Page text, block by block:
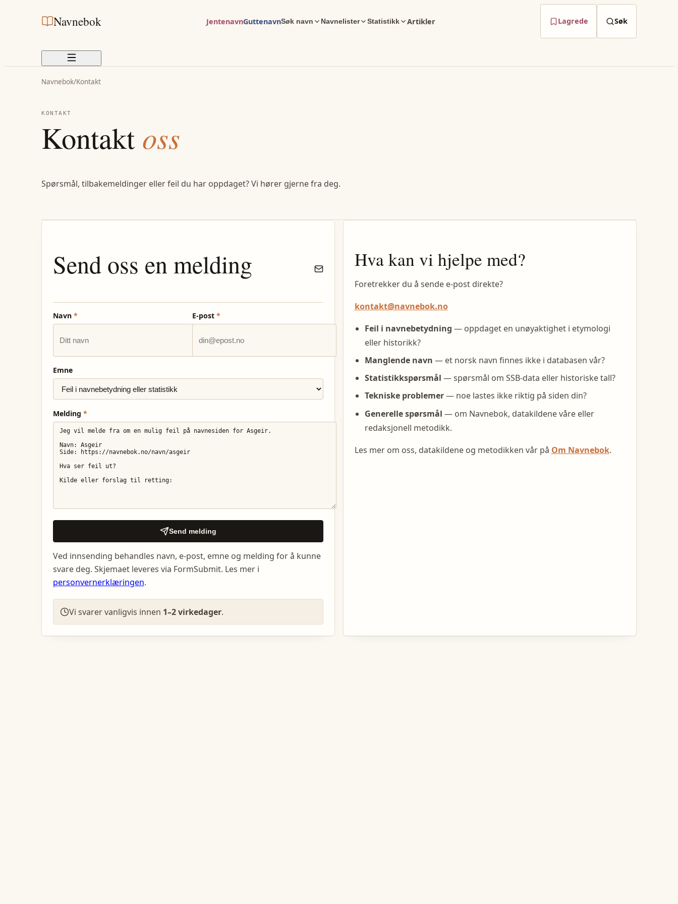
Navnebok JentenavnGuttenavnSøk navn Navnelister Statistikk Artikler Lagrede Søk
Navnebok/Kontakt
KONTAKT
Kontakt oss
Spørsmål, tilbakemeldinger eller feil du har oppdaget? Vi hører gjerne fra deg.
Send oss en melding
Navn * E-post *
Emne
Melding *
Send melding
Ved innsending behandles navn, e-post, emne og melding for å kunne
svare deg. Skjemaet leveres via FormSubmit. Les mer i
personvernerklæringen.
Vi svarer vanligvis innen 1–2 virkedager.
Hva kan vi hjelpe med?
Foretrekker du å sende e-post direkte?
kontakt@navnebok.no
Feil i navnebetydning — oppdaget en unøyaktighet i etymologi
eller historikk?
Manglende navn — et norsk navn finnes ikke i databasen vår?
Statistikkspørsmål — spørsmål om SSB-data eller historiske tall?
Tekniske problemer— noe lastes ikke riktig på siden din?
Generelle spørsmål — om Navnebok, datakildene våre eller
redaksjonell metodikk.
Les mer om oss, datakildene og metodikken vår på Om Navnebok.